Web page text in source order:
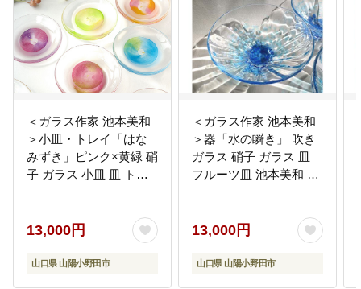
＜ガラス作家 池本美和
＞小皿・トレイ「はな
みずき」ピンク×黄緑 硝
子 ガラス 小皿 皿 トレ
13,000円
山口県 山陽小野田市
＜ガラス作家 池本美和
＞器「水の瞬き」 吹き
ガラス 硝子 ガラス 皿
フルーツ皿 池本美和 贈
13,000円
山口県 山陽小野田市